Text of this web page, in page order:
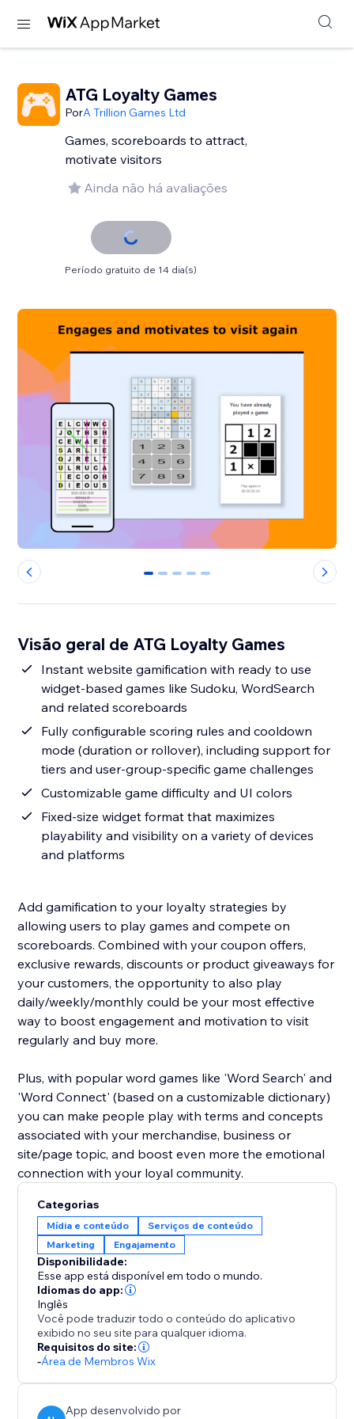
ATG Loyalty Games
PorA Trillion Games Ltd
Games, scoreboards to attract,
motivate visitors
Ainda não há avaliações
Período gratuito de 14 dia(s)
0 1 2 3 4
Visão geral de ATG Loyalty Games
Instant website gamification with ready to use
widget-based games like Sudoku, WordSearch
and related scoreboards
Fully configurable scoring rules and cooldown
mode (duration or rollover), including support for
tiers and user-group-specific game challenges
Customizable game difficulty and UI colors
Fixed-size widget format that maximizes
playability and visibility on a variety of devices
and platforms
Add gamification to your loyalty strategies by
allowing users to play games and compete on
scoreboards. Combined with your coupon offers,
exclusive rewards, discounts or product giveaways for
your customers, the opportunity to also play
daily/weekly/monthly could be your most effective
way to boost engagement and motivation to visit
regularly and buy more.
Plus, with popular word games like 'Word Search' and
'Word Connect' (based on a customizable dictionary)
you can make people play with terms and concepts
associated with your merchandise, business or
site/page topic, and boost even more the emotional
connection with your loyal community.
Categorias
Mídia e conteúdo
Serviços de conteúdo
Marketing
Engajamento
Disponibilidade:
Esse app está disponível em todo o mundo.
Idiomas do app:
Inglês
Você pode traduzir todo o conteúdo do aplicativo
exibido no seu site para qualquer idioma.
Requisitos do site:
-Área de Membros Wix
App desenvolvido por